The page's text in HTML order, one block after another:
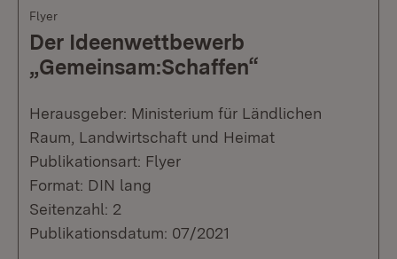
Flyer
Der Ideenwettbewerb
„Gemeinsam:Schaffen“
Herausgeber: Ministerium für Ländlichen
Raum, Landwirtschaft und Heimat
Publikationsart: Flyer
Format: DIN lang
Seitenzahl: 2
Publikationsdatum: 07/2021